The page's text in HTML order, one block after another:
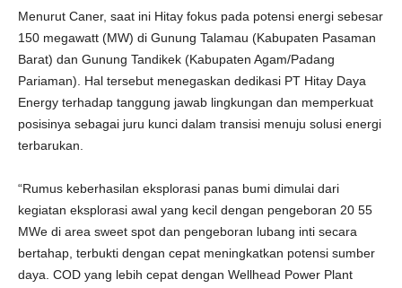
Menurut Caner, saat ini Hitay fokus pada potensi energi sebesar
150 megawatt (MW) di Gunung Talamau (Kabupaten Pasaman
Barat) dan Gunung Tandikek (Kabupaten Agam/Padang
Pariaman). Hal tersebut menegaskan dedikasi PT Hitay Daya
Energy terhadap tanggung jawab lingkungan dan memperkuat
posisinya sebagai juru kunci dalam transisi menuju solusi energi
terbarukan.
“Rumus keberhasilan eksplorasi panas bumi dimulai dari
kegiatan eksplorasi awal yang kecil dengan pengeboran 20 55
MWe di area sweet spot dan pengeboran lubang inti secara
bertahap, terbukti dengan cepat meningkatkan potensi sumber
daya. COD yang lebih cepat dengan Wellhead Power Plant